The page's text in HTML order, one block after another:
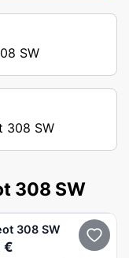
SW
308 SW
308 SW
308 SW
€